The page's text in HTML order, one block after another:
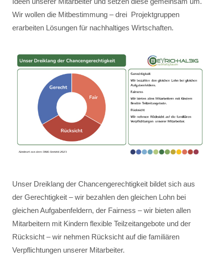
Wir wollen die Mitbestimmung – drei Projektgruppen
erarbeiten Lösungen für nachhaltiges Wirtschaften.
Unser Dreiklang der Chancengerechtigkeit bildet sich aus
der Gerechtigkeit – wir bezahlen den gleichen Lohn bei
gleichen Aufgabenfeldern, der Fairness – wir bieten allen
Mitarbeitern mit Kindern flexible Teilzeitangebote und der
Rücksicht – wir nehmen Rücksicht auf die familiären
Verpflichtungen unserer Mitarbeiter.